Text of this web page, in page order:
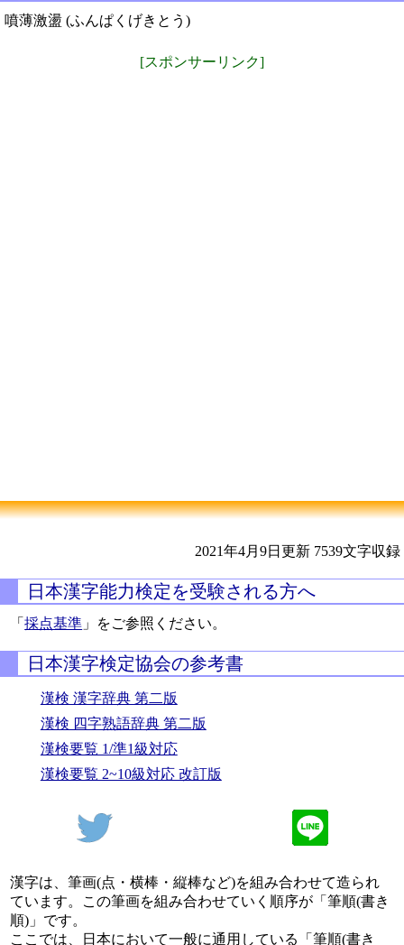
噴薄激盪 (ふんぱくげきとう)
[スポンサーリンク]
2021年4月9日更新 7539文字収録
日本漢字能力検定を受験される方へ
「採点基準 」をご参照ください。
日本漢字検定協会の参考書
漢検 漢字辞典 第二版
漢検 四字熟語辞典 第二版
漢検要覧 1/準1級対応
漢検要覧 2~10級対応 改訂版
漢字は、筆画(点・横棒・縦棒など)を組み合わせて造られ
ています。この筆画を組み合わせていく順序が「筆順(書き
順)」です。
ここでは、日本において一般に通用している「筆順(書き